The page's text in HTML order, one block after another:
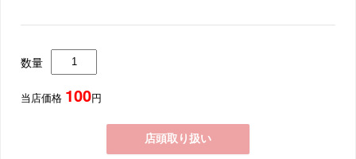
数量
当店価格 100円
店頭取り扱い